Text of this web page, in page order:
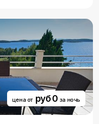
цена от руб 0 за ночь